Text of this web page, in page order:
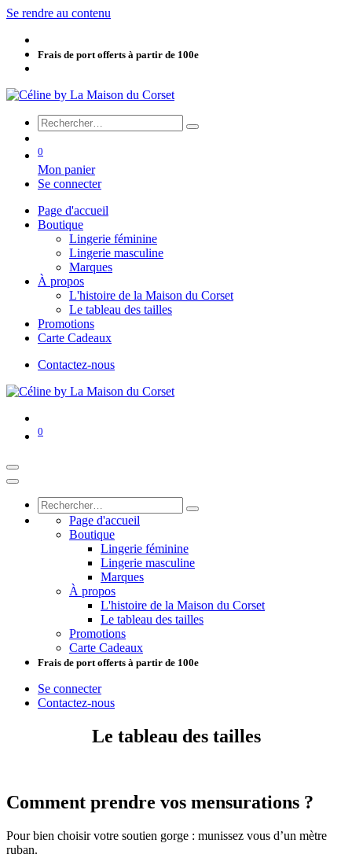
Se rendre au contenu
Frais de port offerts à partir de 100e
0
Mon panier
Se connecter
Page d'accueil
Boutique
Lingerie féminine
Lingerie masculine
Marques
À propos
L'histoire de la Maison du Corset
Le tableau des tailles
Promotions
Carte Cadeaux
Contactez-nous
0
Page d'accueil
Boutique
Lingerie féminine
Lingerie masculine
Marques
À propos
L'histoire de la Maison du Corset
Le tableau des tailles
Promotions
Carte Cadeaux
Frais de port offerts à partir de 100e
Se connecter
Contactez-nous
Le tableau des tailles
Comment prendre vos mensurations ?
Pour bien choisir votre soutien gorge : munissez vous d’un mètre
ruban.